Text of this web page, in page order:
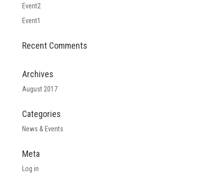
Event2
Event1
Recent Comments
Archives
August 2017
Categories
News & Events
Meta
Log in